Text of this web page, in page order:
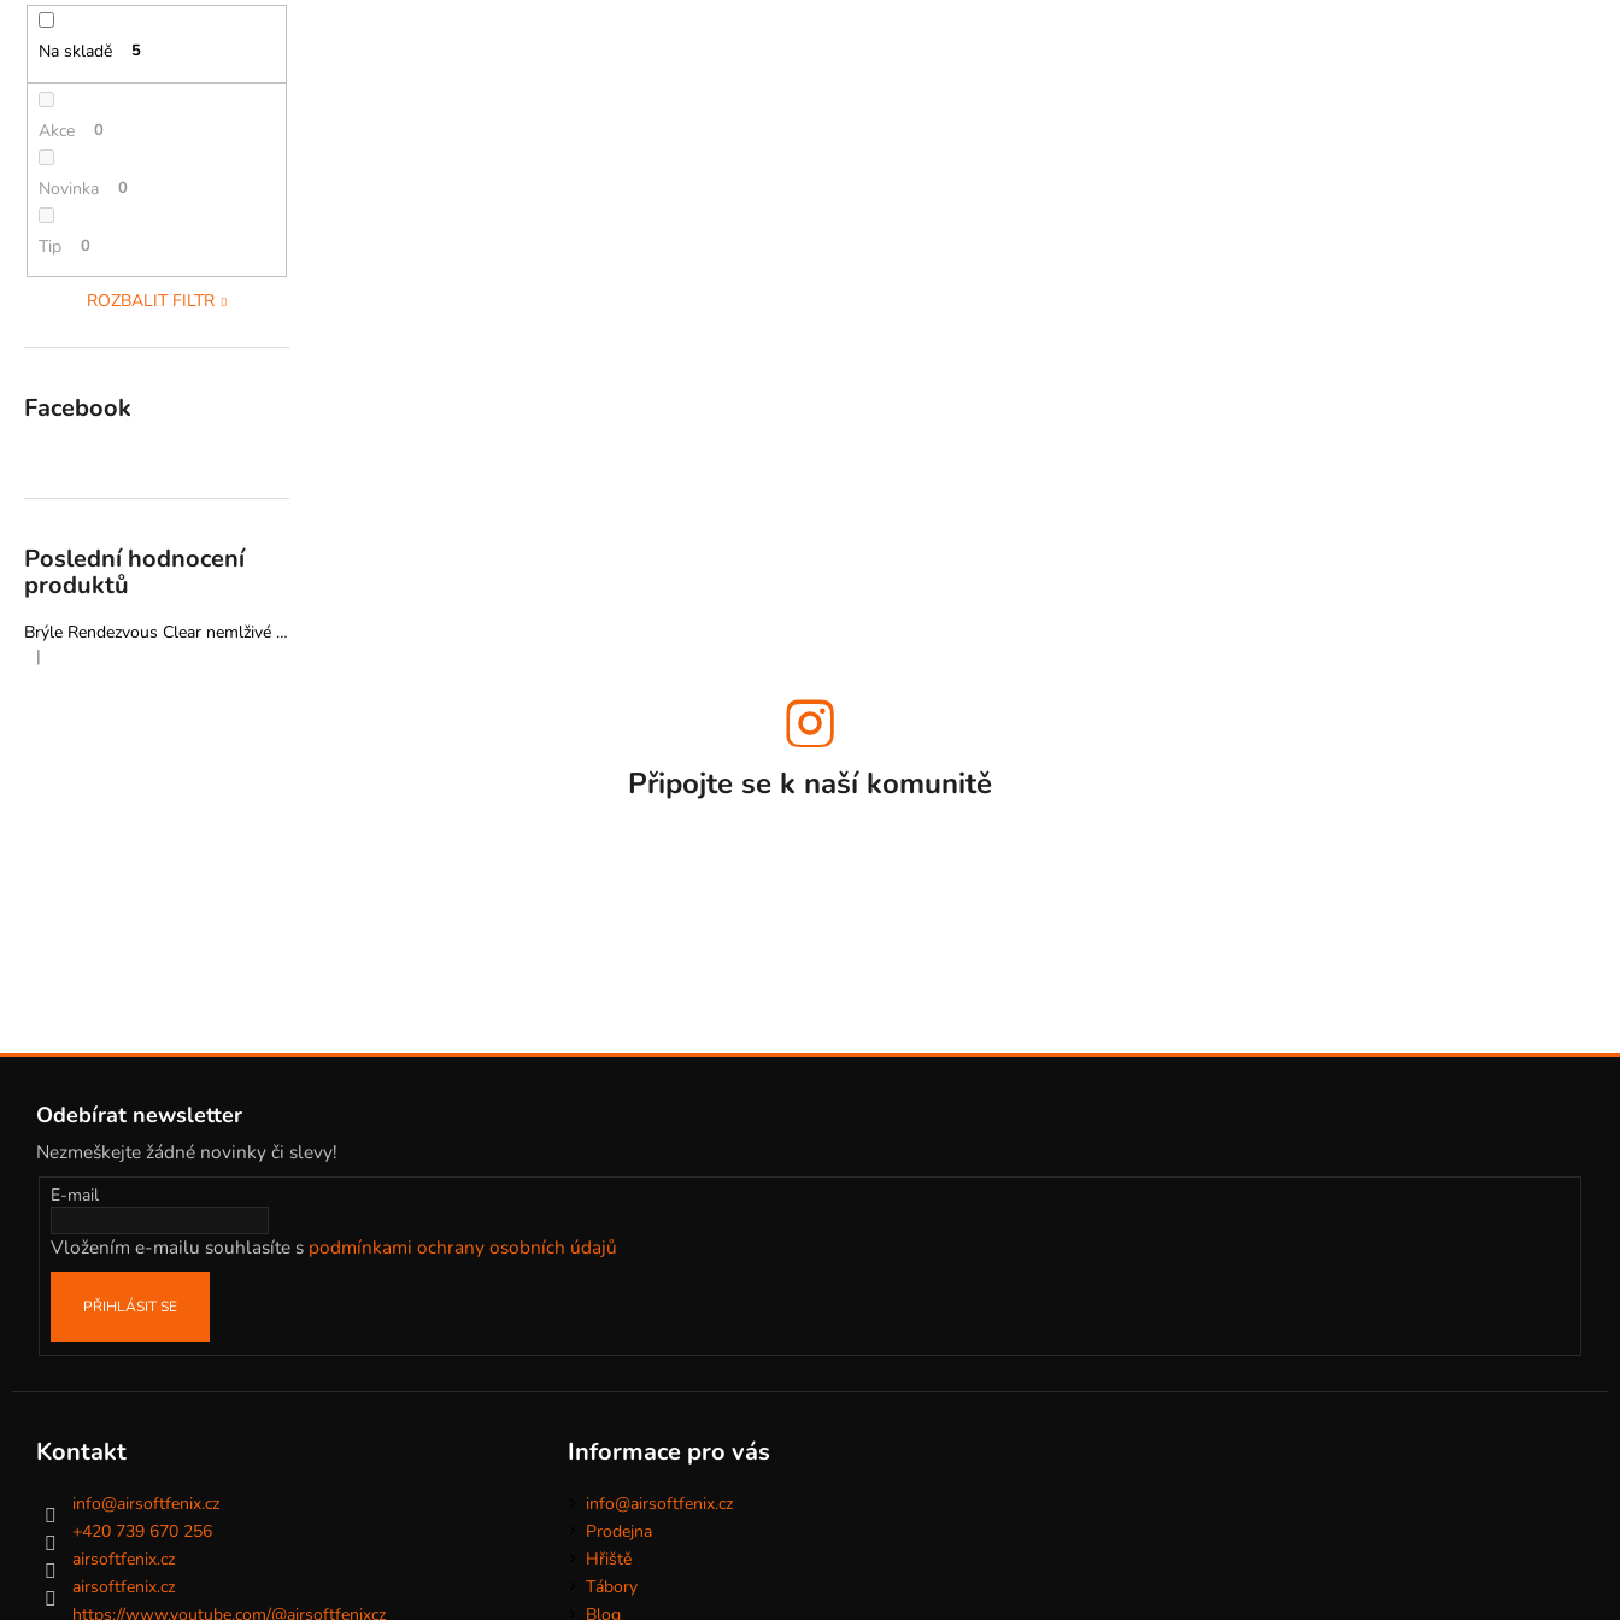
Na skladě 5
Akce 0
Novinka 0
Tip 0
ROZBALIT FILTR
Facebook
Poslední hodnocení
produktů
Brýle Rendezvous Clear nemlživé - Pyramex
Hodnocení produktu je 5 z 5 hvězdiček.
|
Připojte se k naší komunitě
Odebírat newsletter
Nezmeškejte žádné novinky či slevy!
E-mail
Vložením e-mailu souhlasíte s podmínkami ochrany osobních údajů
PŘIHLÁSIT SE
Kontakt
info@airsoftfenix.cz
+420 739 670 256
airsoftfenix.cz
airsoftfenix.cz
https://www.youtube.com/@airsoftfenixcz
Informace pro vás
info@airsoftfenix.cz
Prodejna
Hřiště
Tábory
Blog